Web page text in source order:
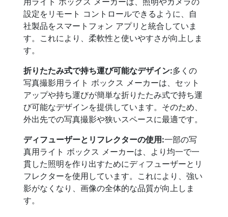
設定をリモート コントロールできるように、自
社製品をスマートフォン アプリと統合していま
す。これにより、柔軟性と使いやすさが向上しま
す。
折りたたみ式で持ち運び可能なデザイン:多くの
写真撮影用ライト ボックス メーカーは、セット
アップや持ち運びが簡単な折りたたみ式で持ち運
び可能なデザインを提供しています。そのため、
外出先での写真撮影や狭いスペースに最適です。
ディフューザーとリフレクターの使用:一部の写
真用ライト ボックス メーカーは、より均一で一
貫した照明を作り出すためにディフューザーとリ
フレクターを使用しています。これにより、強い
影がなくなり、画像の全体的な品質が向上しま
す。